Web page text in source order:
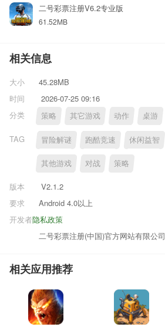
二号彩票注册V6.2专业版
61.52MB
相关信息
大小
45.28MB
时间
2026-07-25 09:16
分类
策略 其它游戏 动作 桌游
TAG 冒险解谜 跑酷竞速 休闲益智
其他游戏 对战 策略
版本
V2.1.2
要求
Android 4.0以上
隐私政策
开发者
二号彩票注册(中国)官方网站有限公司
相关应用推荐